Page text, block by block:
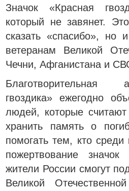
Значок «Красная
который не завянет.
сказать «спасибо», но
ветеранам Великой
Чечни, Афганистана и
Благотворительная
гвоздика» ежегодно
людей, которые
хранить память о
помогать тем, кто
пожертвование значок
жители России смогут
Великой